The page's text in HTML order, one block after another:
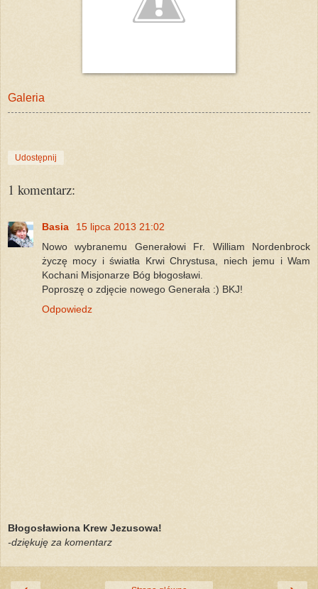
Galeria
Udostępnij
1 komentarz:
Basia
15 lipca 2013 21:02
Nowo wybranemu Generałowi Fr. William Nordenbrock
życzę mocy i światła Krwi Chrystusa, niech jemu i Wam
Kochani Misjonarze Bóg błogosławi.
Poproszę o zdjęcie nowego Generała :) BKJ!
Odpowiedz
Błogosławiona Krew Jezusowa!
-dziękuję za komentarz